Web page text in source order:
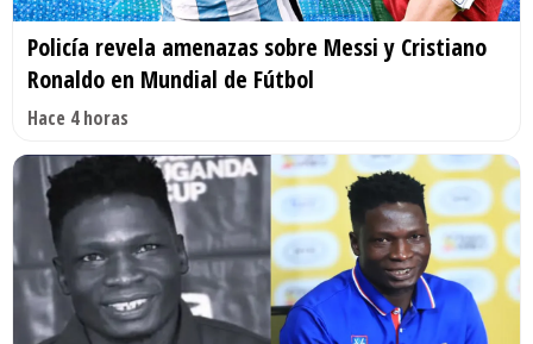
Policía revela amenazas sobre Messi y Cristiano
Ronaldo en Mundial de Fútbol
Hace 4 horas